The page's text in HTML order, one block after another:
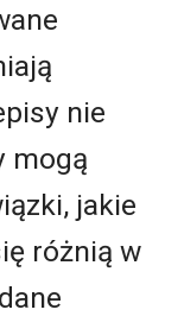
nie
mogą
jakie
różnią w